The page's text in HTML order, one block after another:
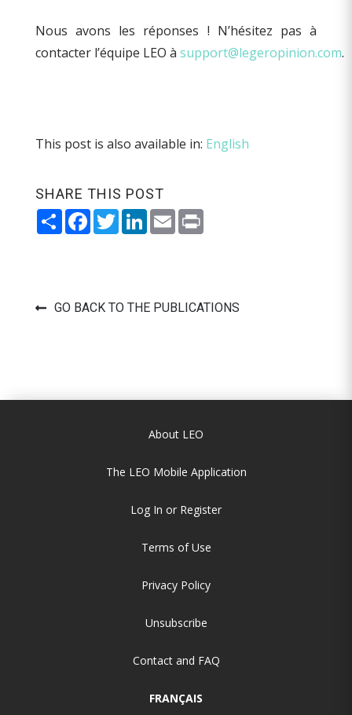
Nous avons les réponses ! N’hésitez pas à
contacter l’équipe LEO à support@legeropinion.com.
This post is also available in: English
SHARE THIS POST
ShareFacebook
TwitterLinkedIn
EmailPrint
GO BACK TO THE PUBLICATIONS
About LEO
The LEO Mobile Application
Log In or Register
Terms of Use
Privacy Policy
Unsubscribe
Contact and FAQ
FRANÇAIS